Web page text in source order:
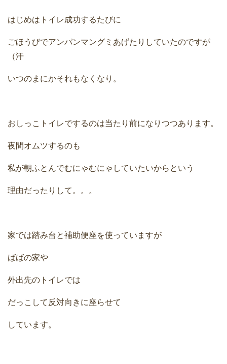
はじめはトイレ成功するたびに
ごほうびでアンパンマングミあげたりしていたのですが
（汗
いつのまにかそれもなくなり。
おしっこトイレでするのは当たり前になりつつあります。
夜間オムツするのも
私が朝ふとんでむにゃむにゃしていたいからという
理由だったりして。。。
家では踏み台と補助便座を使っていますが
ばばの家や
外出先のトイレでは
だっこして反対向きに座らせて
しています。